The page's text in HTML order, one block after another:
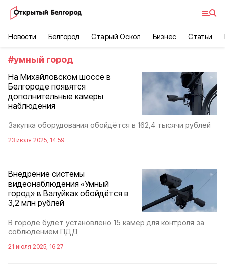
Новости Белгород Старый Оскол Бизнес Статьи
#умный город
На Михайловском шоссе в
Белгороде появятся
дополнительные камеры
наблюдения
Закупка оборудования обойдётся в 162,4 тысячи рублей
23 июля 2025, 14:59
Внедрение системы
видеонаблюдения «Умный
город» в Валуйках обойдётся в
3,2 млн рублей
В городе будет установлено 15 камер для контроля за
соблюдением ПДД
21 июля 2025, 16:27